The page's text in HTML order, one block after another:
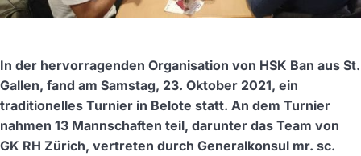
In der hervorragenden Organisation von HSK Ban aus St.
Gallen, fand am Samstag, 23. Oktober 2021, ein
traditionelles Turnier in Belote statt. An dem Turnier
nahmen 13 Mannschaften teil, darunter das Team von
GK RH Zürich, vertreten durch Generalkonsul mr. sc.